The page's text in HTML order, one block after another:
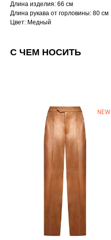
Длина изделия: 66 см
Длина рукава от горловины: 80 см
Цвет: Медный
С ЧЕМ НОСИТЬ
NEW